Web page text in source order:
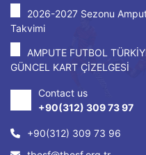
2026-2027 Sezonu
Takvimi
AMPUTE FUTBOL
GÜNCEL KART ÇİZELGESİ
Contact us
+90(312) 309 73 97
+90(312) 309 73 96